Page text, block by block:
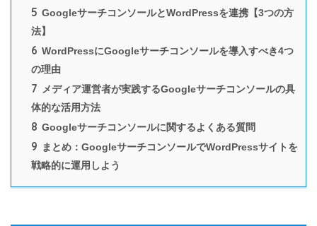
5 GoogleサーチコンソールとWordPressを連携【3つの方
法】
6 WordPressにGoogleサーチコンソールを導入すべき4つ
の理由
7
メディア運営者が実践するGoogleサーチコンソールの具
体的な活用方法
8 Googleサーチコンソールに関するよくある質問
9
まとめ：GoogleサーチコンソールでWordPressサイトを
戦略的に運用しよう